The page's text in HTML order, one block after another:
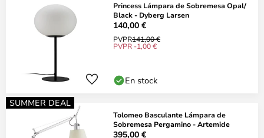
Princess Lámpara de Sobremesa Opal/
Black - Dyberg Larsen
140,00 €
PVPR141,00 €
PVPR -1,00 €
En stock
SUMMER DEAL
Tolomeo Basculante Lámpara de
Sobremesa Pergamino - Artemide
395,00 €